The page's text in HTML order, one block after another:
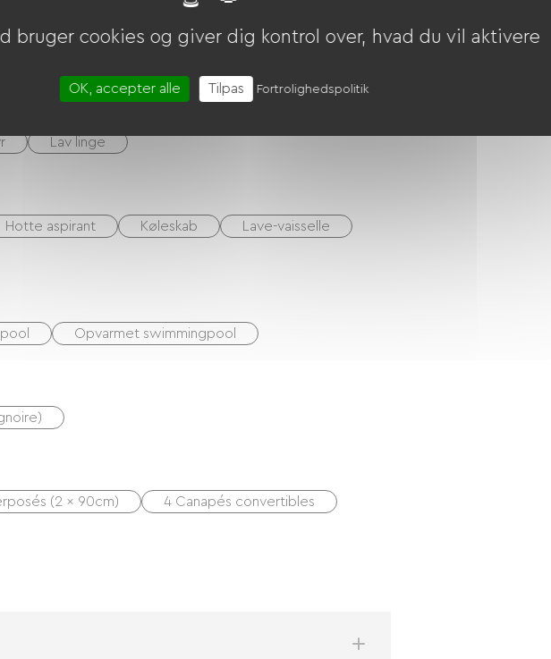
Rengøring med tillæg
Lav linge
Hotte aspirant Køleskab
Lave-vaisselle
Opvarmet swimmingpool
(2 x 90cm)
4 Canapés convertibles
bruger cookies og giver dig kontrol over, hvad du vil aktivere
OK, accepter alle Tilpas Fortrolighedspolitik